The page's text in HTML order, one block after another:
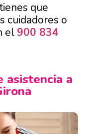
que
cuidadores o
el 900 834
asistencia a